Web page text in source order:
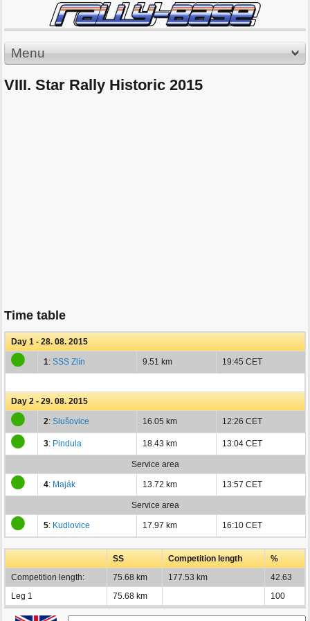
Menu
VIII. Star Rally Historic 2015
Time table
Day 1 - 28. 08. 2015
1: SSS Zlín 9.51 km 19:45 CET
Day 2 - 29. 08. 2015
2: Slušovice 16.05 km 12:26 CET
3: Pindula 18.43 km 13:04 CET
Service area
4: Maják 13.72 km 13:57 CET
Service area
5: Kudlovice 17.97 km 16:10 CET
SS Competition length
%
Competition length:
75.68 km 177.53 km
42.63
Leg 1
75.68 km 100